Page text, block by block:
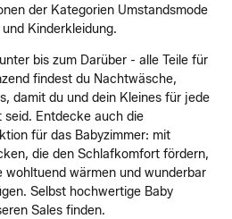
der Kategorien Umstandsmode
Kinderkleidung.
bis zum Darüber - alle Teile für
findest du Nachtwäsche,
damit du und dein Kleines für jede
Entdecke auch die
für das Babyzimmer: mit
die den Schlafkomfort fördern,
wärmen und wunderbar
Selbst hochwertige Baby
Sales finden.